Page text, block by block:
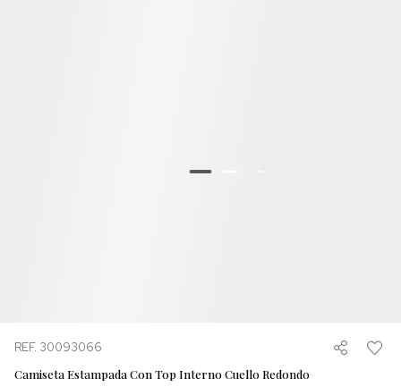
REF. 30093066
Camiseta Estampada Con Top Interno Cuello Redondo